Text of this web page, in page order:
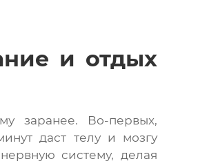
и отдых
заранее. Во-первых,
даст телу и мозгу
систему, делая